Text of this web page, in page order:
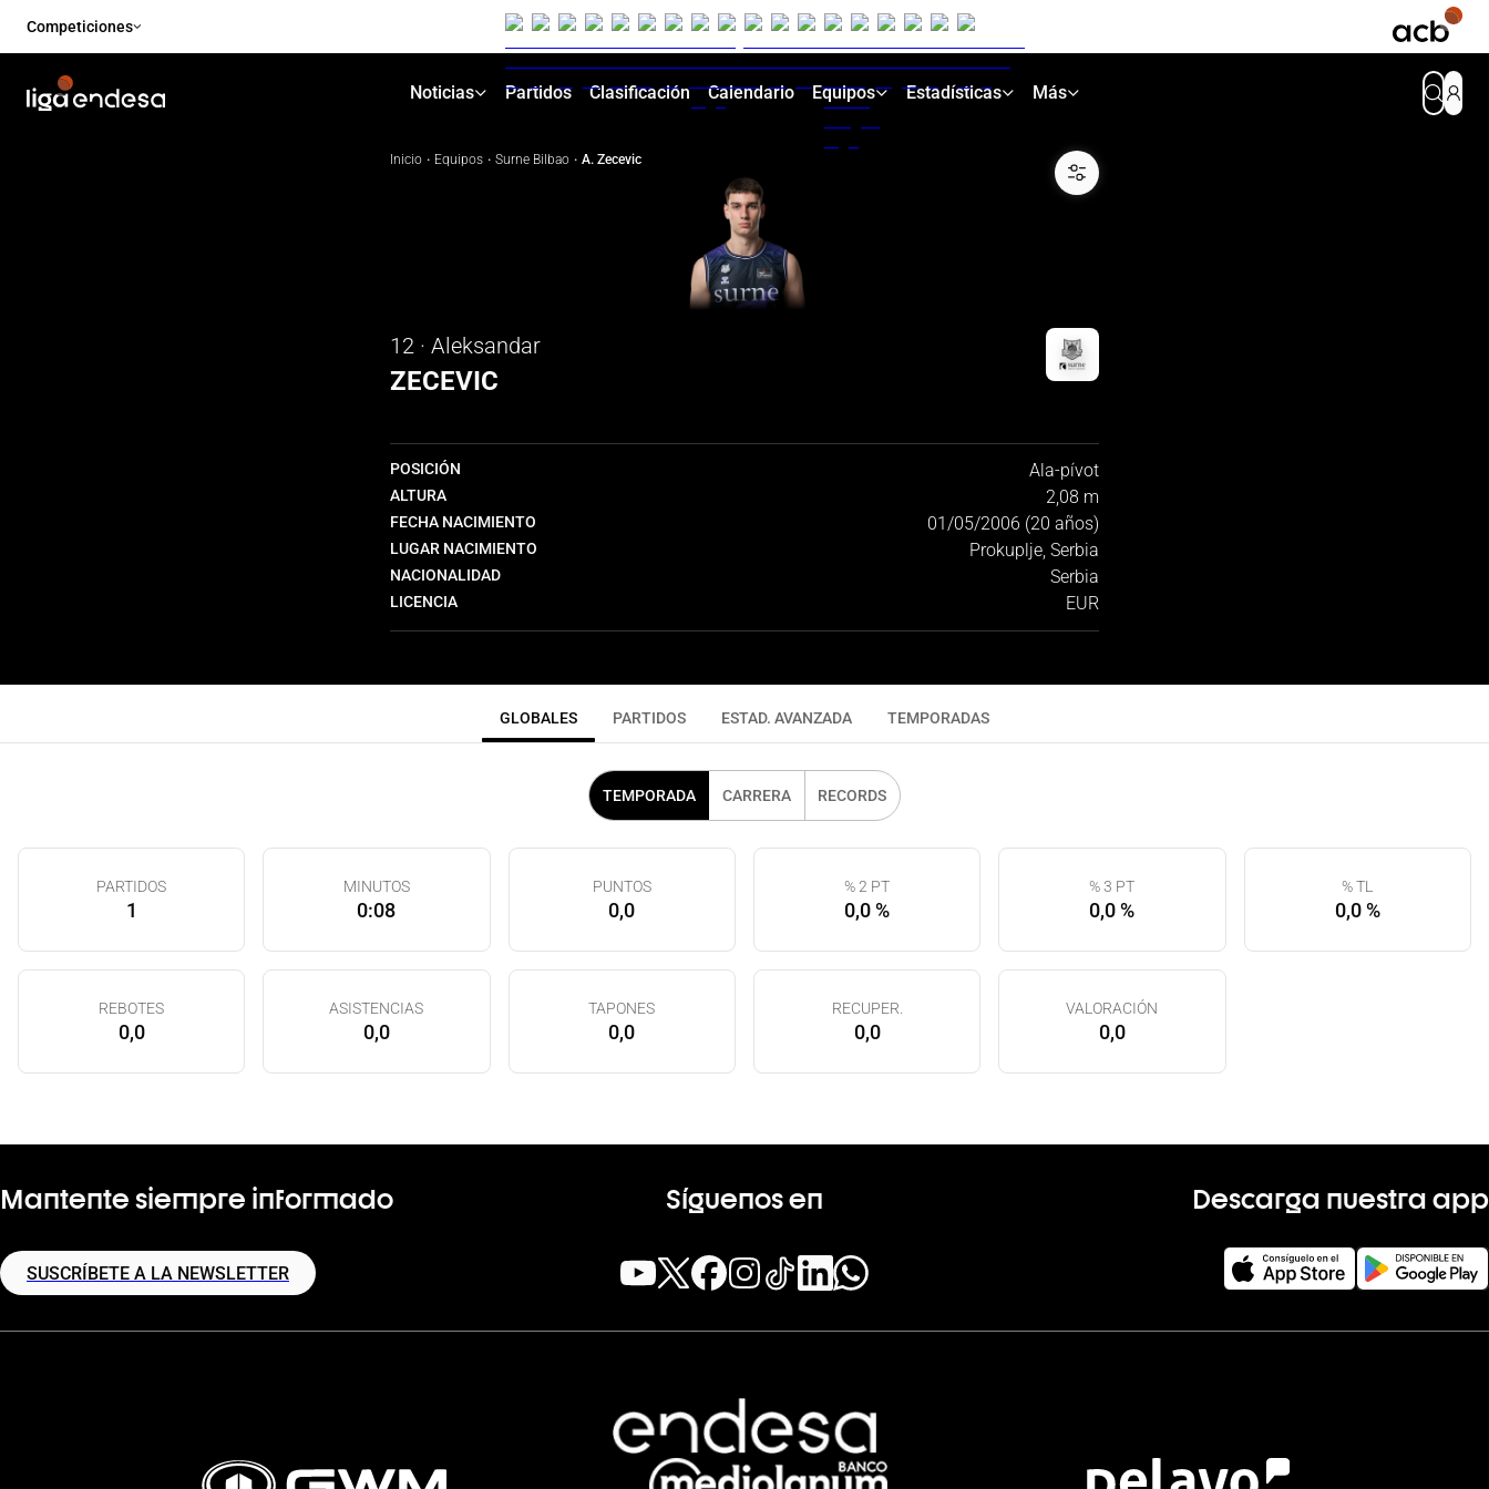
Competiciones
Noticias Partidos Clasificación Calendario Equipos Estadísticas Más
Inicio · Equipos · Surne Bilbao · A. Zecevic
12 · Aleksandar
ZECEVIC
POSICIÓN Ala-pívot
ALTURA 2,08 m
FECHA NACIMIENTO 01/05/2006 (20 años)
LUGAR NACIMIENTO Prokuplje, Serbia
NACIONALIDAD Serbia
LICENCIA EUR
GLOBALES PARTIDOS ESTAD. AVANZADA TEMPORADAS
TEMPORADA CARRERA RECORDS
PARTIDOS
1
MINUTOS
0:08
PUNTOS
0,0
% 2 PT
0,0 %
% 3 PT
0,0 %
% TL
0,0 %
REBOTES
0,0
ASISTENCIAS
0,0
TAPONES
0,0
RECUPER.
0,0
VALORACIÓN
0,0
Mantente siempre informado
SUSCRÍBETE A LA NEWSLETTER
Síguenos en Descarga nuestra app